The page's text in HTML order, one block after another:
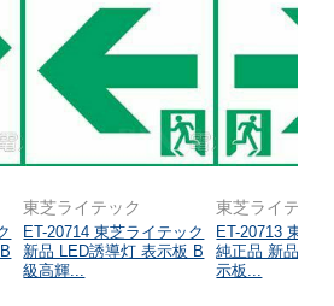
東芝ライテック
ET-20714 東芝ライテック
新品 LED誘導灯 表示板 B
級高輝...
東芝ライテック
ET-20713 東芝
純正品 新品
示板...